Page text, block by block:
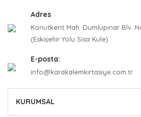
Adres
Konutkent Mah. Dumlupınar Blv.
(Eskişehir Yolu Sisa Kule)
E-posta:
info@karakalemkirtasiye.com.tr
KURUMSAL